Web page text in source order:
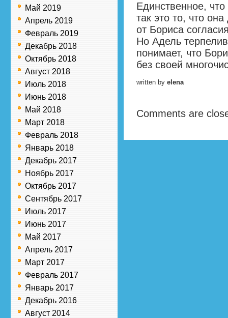
Май 2019
Апрель 2019
Февраль 2019
Декабрь 2018
Октябрь 2018
Август 2018
Июль 2018
Июнь 2018
Май 2018
Март 2018
Февраль 2018
Январь 2018
Декабрь 2017
Ноябрь 2017
Октябрь 2017
Сентябрь 2017
Июль 2017
Июнь 2017
Май 2017
Апрель 2017
Март 2017
Февраль 2017
Январь 2017
Декабрь 2016
Август 2014
Единственное,
так это то, что
от Бориса
Но Адель
понимает, что
без своей
written by elena
Comments are